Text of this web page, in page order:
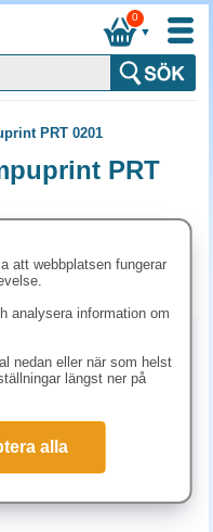
▼
0
PRT 0201
PRT
till denna maskin.
mer information.
att webbplatsen fungerar
analysera information om
nedan eller när som helst
längst ner på
alla